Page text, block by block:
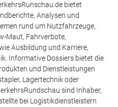
bietet
Analysen und
rund um Nutzfahrzeuge,
Maut, Fahrverbote,
Ausbildung und Karriere,
Informative Dossiers bietet die
und Dienstleistungen
Lagertechnik oder
sind Inhaber,
bei Logistikdienstleistern